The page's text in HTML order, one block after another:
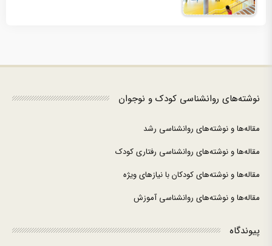
نوشته‌های روانشناسی کودک و نوجوان
مقاله‌ها و نوشته‌های روانشناسی رشد
مقاله‌ها و نوشته‌های روانشناسی رفتاری کودک
مقاله‌ها و نوشته‌های کودکان با نیازهای ویژه
مقاله‌ها و نوشته‌های روانشناسی آموزش
پیوندگاه